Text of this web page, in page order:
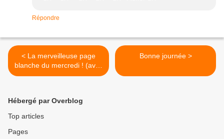
Répondre
< La merveilleuse page
blanche du mercredi ! (avec
photo)
Bonne journée >
Hébergé par Overblog
Top articles
Pages